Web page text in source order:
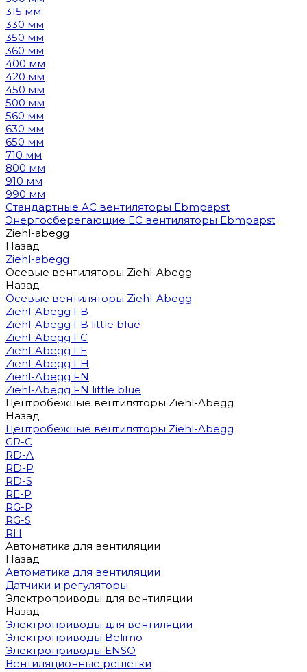
315 мм
330 мм
350 мм
360 мм
400 мм
420 мм
450 мм
500 мм
560 мм
630 мм
650 мм
710 мм
800 мм
910 мм
990 мм
Стандартные AC вентиляторы Ebmpapst
Энергосберегающие EC вентиляторы Ebmpapst
Ziehl-abegg
Назад
Ziehl-abegg
Осевые вентиляторы Ziehl-Abegg
Назад
Осевые вентиляторы Ziehl-Abegg
Ziehl-Abegg FB
Ziehl-Abegg FB little blue
Ziehl-Abegg FC
Ziehl-Abegg FE
Ziehl-Abegg FH
Ziehl-Abegg FN
Ziehl-Abegg FN little blue
Центробежные вентиляторы Ziehl-Abegg
Назад
Центробежные вентиляторы Ziehl-Abegg
GR-C
RD-A
RD-P
RD-S
RE-P
RG-P
RG-S
RH
Автоматика для вентиляции
Назад
Автоматика для вентиляции
Датчики и регуляторы
Электроприводы для вентиляции
Назад
Электроприводы для вентиляции
Электроприводы Belimo
Электроприводы ENSO
Вентиляционные решётки